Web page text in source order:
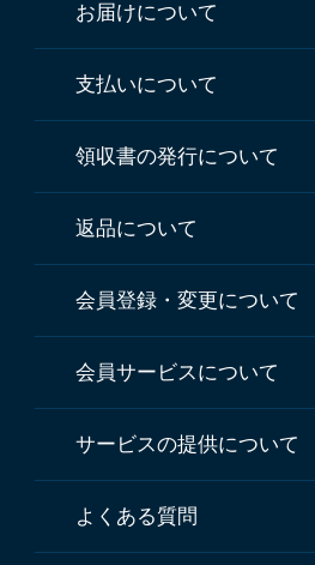
お届けについて
支払いについて
領収書の発行について
返品について
会員登録・変更について
会員サービスについて
サービスの提供について
よくある質問